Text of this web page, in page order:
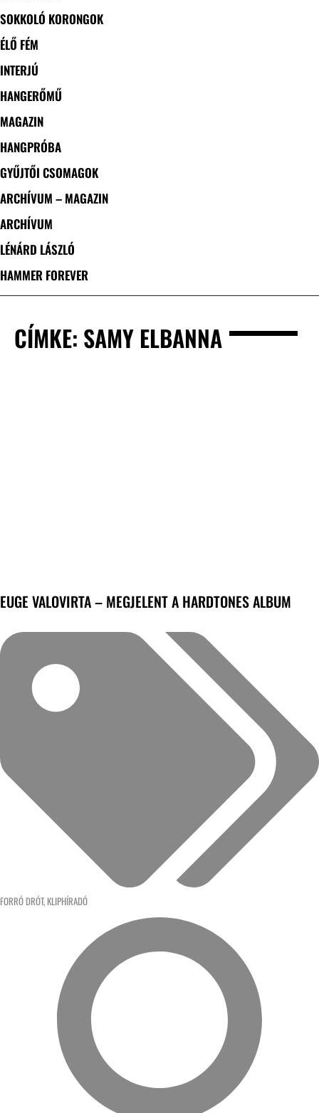
SOKKOLÓ KORONGOK
ÉLŐ FÉM
INTERJÚ
HANGERŐMŰ
MAGAZIN
HANGPRÓBA
GYŰJTŐI CSOMAGOK
ARCHÍVUM – MAGAZIN
ARCHÍVUM
LÉNÁRD LÁSZLÓ
HAMMER FOREVER
CÍMKE: SAMY ELBANNA
EUGE VALOVIRTA – MEGJELENT A HARDTONES ALBUM
FORRÓ DRÓT, KLIPHÍRADÓ